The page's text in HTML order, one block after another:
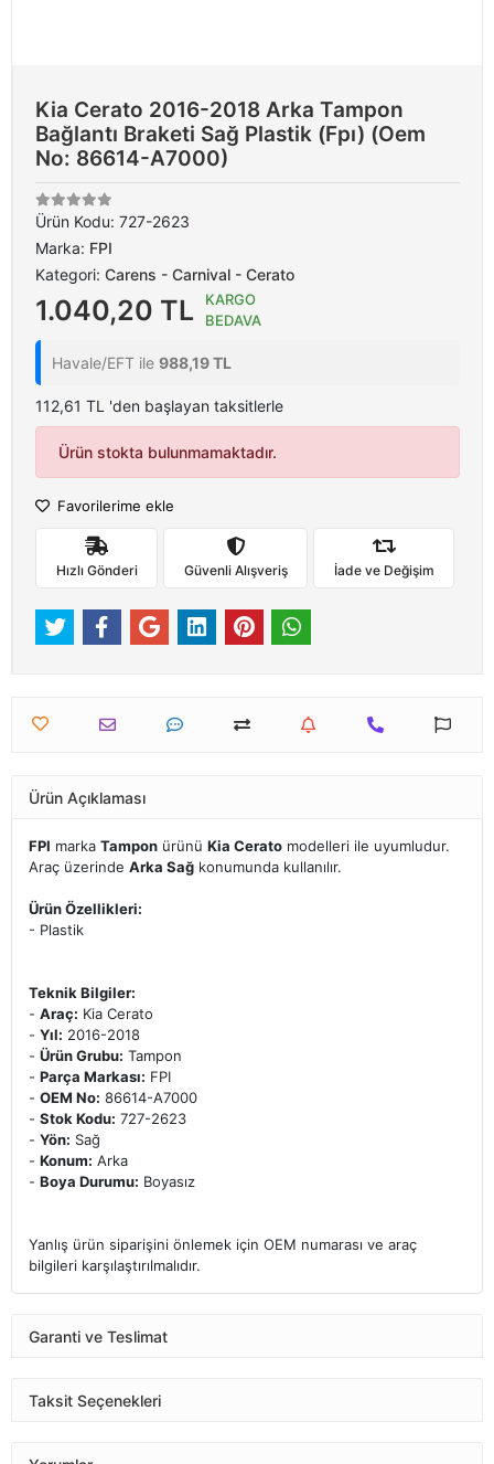
Kia Cerato 2016-2018 Arka Tampon
Bağlantı Braketi Sağ Plastik (Fpı) (Oem
No: 86614-A7000)
Ürün Kodu: 727-2623
Marka: FPI
Kategori: Carens - Carnival - Cerato
1.040,20 TL
KARGO
BEDAVA
Havale/EFT ile 988,19 TL
112,61 TL 'den başlayan taksitlerle
Ürün stokta bulunmamaktadır.
Favorilerime ekle
Hızlı Gönderi Güvenli Alışveriş İade ve Değişim
Ürün Açıklaması
FPI marka Tampon ürünü Kia Cerato modelleri ile uyumludur.
Araç üzerinde Arka Sağ konumunda kullanılır.
Ürün Özellikleri:
- Plastik
Teknik Bilgiler:
- Araç: Kia Cerato
- Yıl: 2016-2018
- Ürün Grubu: Tampon
- Parça Markası: FPI
- OEM No: 86614-A7000
- Stok Kodu: 727-2623
- Yön: Sağ
- Konum: Arka
- Boya Durumu: Boyasız
Yanlış ürün siparişini önlemek için OEM numarası ve araç
bilgileri karşılaştırılmalıdır.
Garanti ve Teslimat
Taksit Seçenekleri